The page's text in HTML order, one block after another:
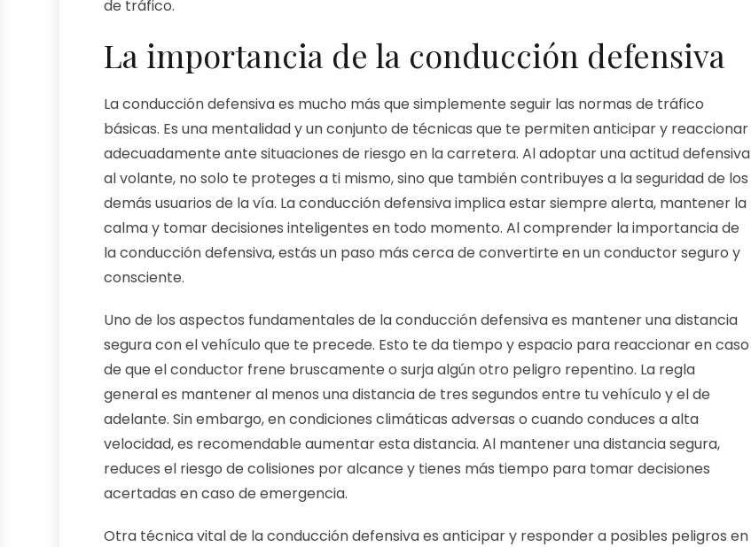
de tráfico.
La importancia de la conducción defensiva
La conducción defensiva es mucho más que simplemente seguir las normas de tráfico
básicas. Es una mentalidad y un conjunto de técnicas que te permiten anticipar y reaccionar
adecuadamente ante situaciones de riesgo en la carretera. Al adoptar una actitud defensiva
al volante, no solo te proteges a ti mismo, sino que también contribuyes a la seguridad de los
demás usuarios de la vía. La conducción defensiva implica estar siempre alerta, mantener la
calma y tomar decisiones inteligentes en todo momento. Al comprender la importancia de
la conducción defensiva, estás un paso más cerca de convertirte en un conductor seguro y
consciente.
Uno de los aspectos fundamentales de la conducción defensiva es mantener una distancia
segura con el vehículo que te precede. Esto te da tiempo y espacio para reaccionar en caso
de que el conductor frene bruscamente o surja algún otro peligro repentino. La regla
general es mantener al menos una distancia de tres segundos entre tu vehículo y el de
adelante. Sin embargo, en condiciones climáticas adversas o cuando conduces a alta
velocidad, es recomendable aumentar esta distancia. Al mantener una distancia segura,
reduces el riesgo de colisiones por alcance y tienes más tiempo para tomar decisiones
acertadas en caso de emergencia.
Otra técnica vital de la conducción defensiva es anticipar y responder a posibles peligros en